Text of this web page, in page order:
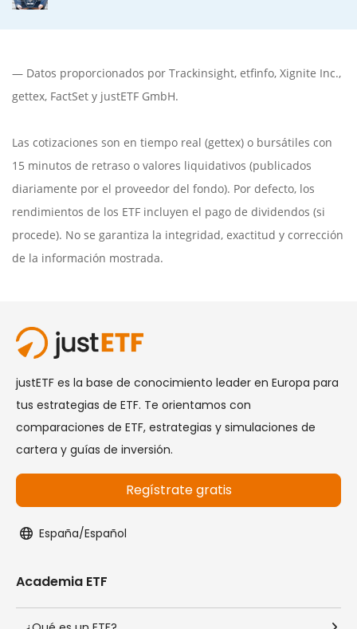
— Datos proporcionados por Trackinsight, etfinfo, Xignite Inc.,
gettex, FactSet y justETF GmbH.
Las cotizaciones son en tiempo real (gettex) o bursátiles con
15 minutos de retraso o valores liquidativos (publicados
diariamente por el proveedor del fondo). Por defecto, los
rendimientos de los ETF incluyen el pago de dividendos (si
procede). No se garantiza la integridad, exactitud y corrección
de la información mostrada.